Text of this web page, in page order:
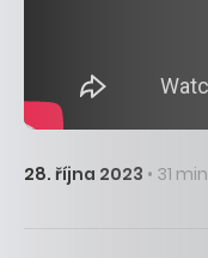
28. října 2023 • 31 min